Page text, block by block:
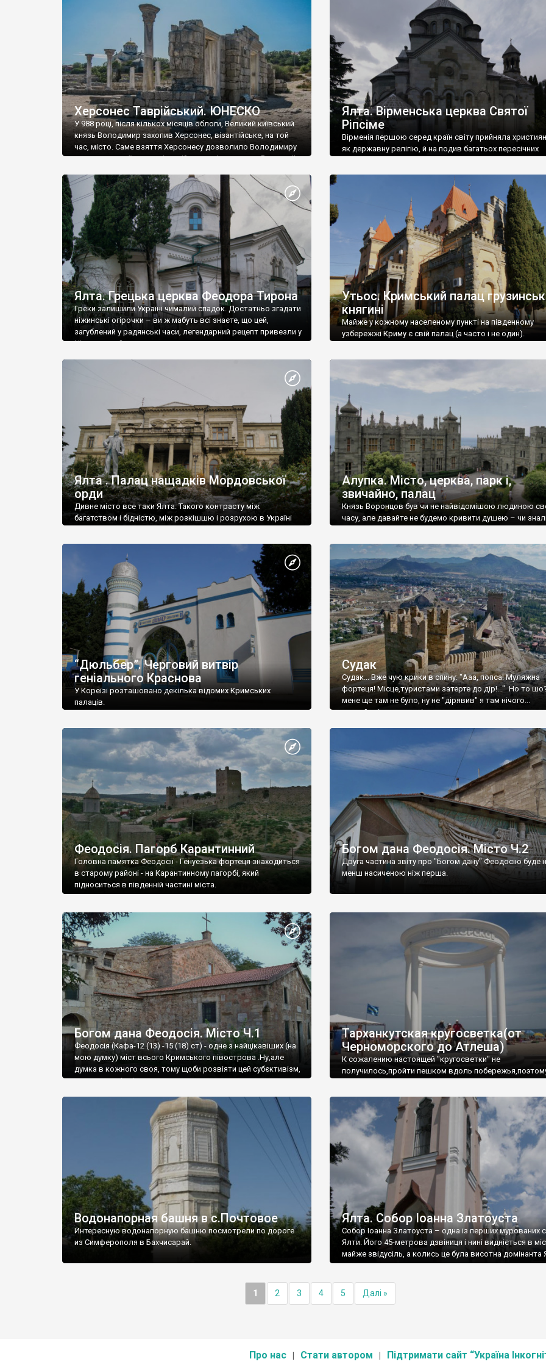
візантійської доби. Раритети викрадені з фондів об’єкту
культурної спадщини ЮНЕСКО «Херсонеса Таврійського».
Офіційно – на виставку «Золото Візантії», але експерти та
влада в Україні вважають це лише […]
називаються «повстяками» (postaki)…” “Вино. Крим
виробляє відмінне вино і його вдосталь: воно все
легке біле і дуже […]
Херсонес Таврійський. ЮНЕСКО
У 988 році, після кількох місяців облоги, Великий київський
князь Володимир захопив Херсонес, візантійське, на той
час, місто. Саме взяття Херсонесу дозволило Володимиру
диктувати свої умови візантійському імператору Василю ІІ,
Херсонесі Володимир-язичник, став Василем-
християнином. А потім було Хрещення Русі. На честь
Херсонесу Таврійського названо місто […]
Ялта. Вірменська церква Святої
Ріпсіме
Вірменія першою серед країн світу прийняла
як державну релігію, й на подив багатьох пересічних
Ялта. Грецька церква Феодора Тирона
Греки залишили Україні чималий спадок. Достатньо згадати
ніжинські огірочки – ви ж мабуть всі знаєте, що цей,
загублений у радянські часи, легендарний рецепт привезли у
Ніжин греки?
Утьос. Кримський палац
княгині
Майже у кожному населеному пункті на південному
узбережжі Криму є свій палац (а часто і не один).
Ялта . Палац нащадків Мордовської
орди
Дивне місто все таки Ялта. Такого контрасту між
багатством і бідністю, між розкішшю і розрухою в Україні
Алупка. Місто, церква, парк і,
звичайно, палац
Князь Воронцов був чи не найвідомішою людиною
часу, але давайте не будемо кривити душею – чи
“Дюльбер”. Черговий витвір
геніального Краснова
У Кореїзі розташовано декілька відомих Кримських
палаців.
Судак
Судак... Вже чую крики в спину: "Ааа, попса! Муляжна
фортеця! Місце,туристами затерте до дір!..." Но то
мене ще там не було, ну не "дірявив" я там нічого...
принаймні до цього літа.
Феодосія. Пагорб Карантинний
Головна памятка Феодосії - Генуезька фортеця знаходиться
в старому районі - на Карантинному пагорбі, який
підноситься в південній частині міста.
Богом дана Феодосія. Місто Ч.2
Друга частина звіту про "Богом дану" Феодосію буде
менш насиченою ніж перша.
Богом дана Феодосія. Місто Ч.1
Феодосія (Кафа-12 (13) -15 (18) ст) - одне з найцікавіших (на
мою думку) міст всього Кримського півострова .Ну,але
думка в кожного своя, тому щоби розвіяти цей субєктивізм,
запрошую відвідати це
Тарханкутская кругосветка(от
Черноморского до Атлеша)
К сожалению настоящей "кругосветки" не
получилось,пройти пешком вдоль
Водонапорная башня в с.Почтовое
Интересную водонапорную башню посмотрели по дороге
из Симферополя в Бахчисарай.
Ялта. Собор Іоанна Златоуста
Собор Іоанна Златоуста – одна із перших мурованих
Ялти. Його 45-метрова дзвіниця і нині видніється в
майже звідусіль, а колись це була висотна домінанта
1 2 3 4 5 Далі »
Про нас Стати автором Підтримати сайт “Україна